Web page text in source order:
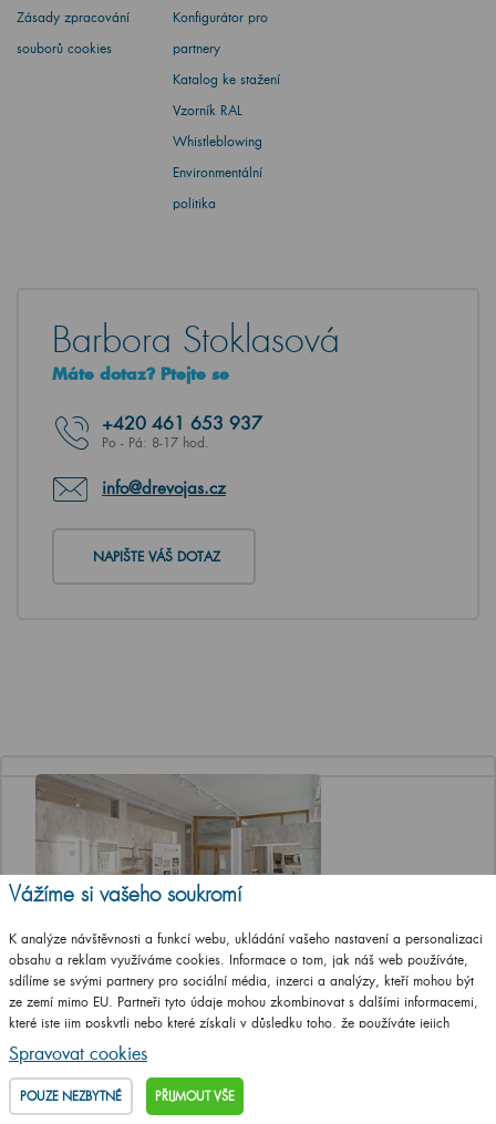
Zásady zpracování
souborů cookies
Konfigurátor pro
partnery
Katalog ke stažení
Vzorník RAL
Whistleblowing
Environmentální
politika
Barbora Stoklasová
Máte dotaz? Ptejte se
+420 461 653 937
Po - Pá: 8-17 hod.
info@drevojas.cz
NAPIŠTE VÁŠ DOTAZ
Jediná značková prodejna Dřevojasu v ČR
Otevírací doba
Po, St a Pá 8-12 a 13-17 hod
Adresa prodejny
Vážíme si vašeho soukromí
K analýze návštěvnosti a funkcí webu, ukládání vašeho nastavení a personalizaci
obsahu a reklam využíváme cookies. Informace o tom, jak náš web používáte,
sdílíme se svými partnery pro sociální média, inzerci a analýzy, kteří mohou být
ze zemí mimo EU. Partneři tyto údaje mohou zkombinovat s dalšími informacemi,
které jste jim poskytli nebo které získali v důsledku toho, že používáte jejich
služby.
Podrobné informace
Spravovat cookies
POUZE NEZBYTNÉ PŘIJMOUT VŠE